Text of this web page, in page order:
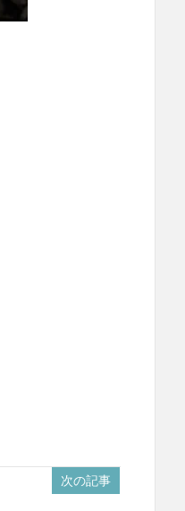
次の記事